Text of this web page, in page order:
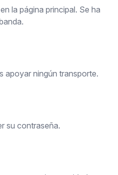
la página principal. Se ha
apoyar ningún transporte.
su contraseña.